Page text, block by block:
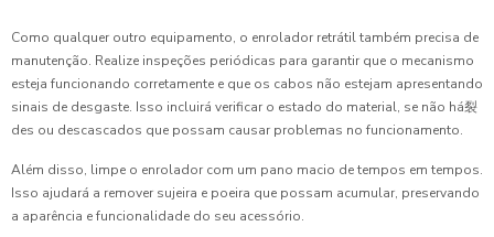
Como qualquer outro equipamento, o enrolador retrátil também precisa de
manutenção. Realize inspeções periódicas para garantir que o mecanismo
esteja funcionando corretamente e que os cabos não estejam apresentando
sinais de desgaste. Isso incluirá verificar o estado do material, se não há裂
des ou descascados que possam causar problemas no funcionamento.
Além disso, limpe o enrolador com um pano macio de tempos em tempos.
Isso ajudará a remover sujeira e poeira que possam acumular, preservando
a aparência e funcionalidade do seu acessório.